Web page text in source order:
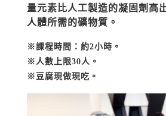
量元素比人工製造的凝固劑高
人體所需的礦物質。
※課程時間：約2小時。
※人數上限30 人。
※豆腐現做現吃。